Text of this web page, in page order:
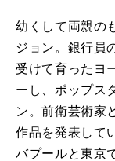
幼くして両親の
ジョン。銀行員
受けて育ったヨ
ーし、ポップス
ン。前衛芸術家
作品を発表して
バプールと東京